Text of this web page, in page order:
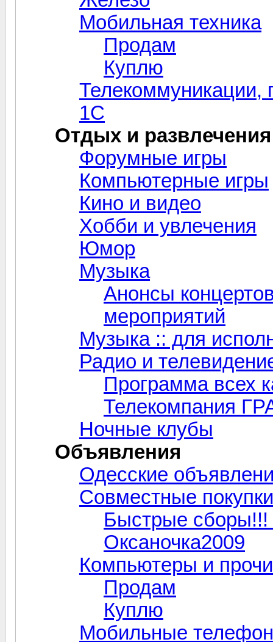
Мобильная техника
Продам
Куплю
Телекоммуникации,
1С
Отдых и развлечения
Форумные игры
Компьютерные игры
Кино и видео
Хобби и увлечения
Юмор
Музыка
Анонсы
мероприятий
Музыка :: для
Радио и
Программа всех
Телекомпания
Ночные клубы
Объявления
Одесские
Совместные покупки
Быстрые
Оксаночка2009
Компьютеры и
Продам
Куплю
Мобильные